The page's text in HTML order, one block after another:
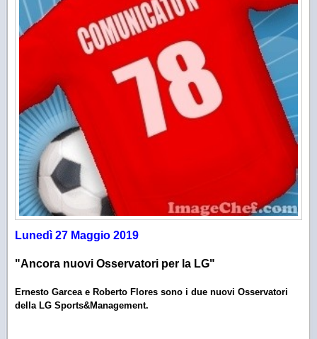
Lunedì 27 Maggio 2019
"Ancora nuovi Osservatori per la LG"
Ernesto Garcea e Roberto Flores sono i due nuovi Osservatori
della LG Sports&Management.